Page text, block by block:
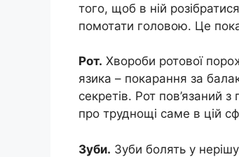
того, щоб в ній
помотати головою. Це
Рот. Хвороби ротової
язика – покарання за
секретів. Рот пов’язаний
про труднощі саме в цій
Зуби. Зуби болять у